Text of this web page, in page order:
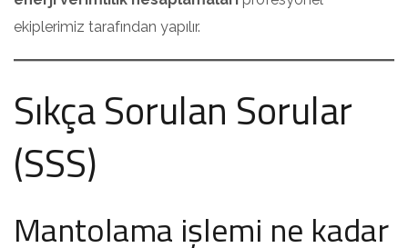
ekiplerimiz tarafından yapılır.
Sıkça Sorulan Sorular
(SSS)
Mantolama işlemi ne kadar